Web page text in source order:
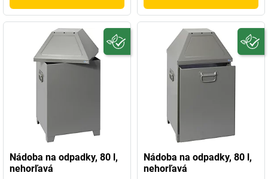
Nádoba na odpadky, 80 l,
nehorľavá
Nádoba na odpadky, 80 l,
nehorľavá